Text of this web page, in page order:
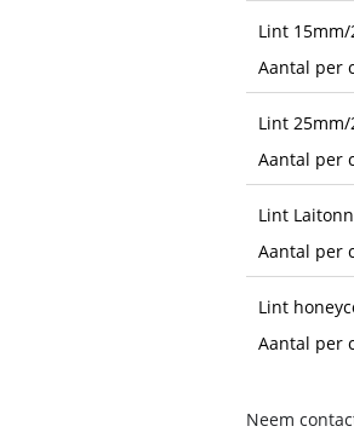
Lint
Aantal per
Lint
Aantal per
Lint
Aantal per
Lint
Aantal per
Neem